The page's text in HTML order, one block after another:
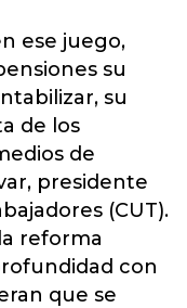
ese juego,
su
su
de los
de
presidente
(CUT).
reforma
con
que se